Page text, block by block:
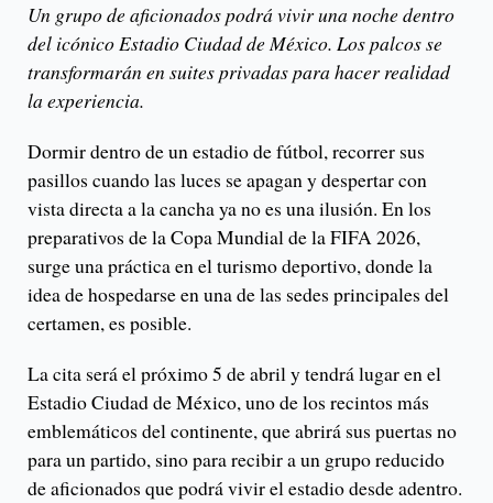
Un grupo de aficionados podrá vivir una noche dentro
del icónico Estadio Ciudad de México. Los palcos se
transformarán en suites privadas para hacer realidad
la experiencia.
Dormir dentro de un estadio de fútbol, recorrer sus
pasillos cuando las luces se apagan y despertar con
vista directa a la cancha ya no es una ilusión. En los
preparativos de la Copa Mundial de la FIFA 2026,
surge una práctica en el turismo deportivo, donde la
idea de hospedarse en una de las sedes principales del
certamen, es posible.
La cita será el próximo 5 de abril y tendrá lugar en el
Estadio Ciudad de México, uno de los recintos más
emblemáticos del continente, que abrirá sus puertas no
para un partido, sino para recibir a un grupo reducido
de aficionados que podrá vivir el estadio desde adentro.